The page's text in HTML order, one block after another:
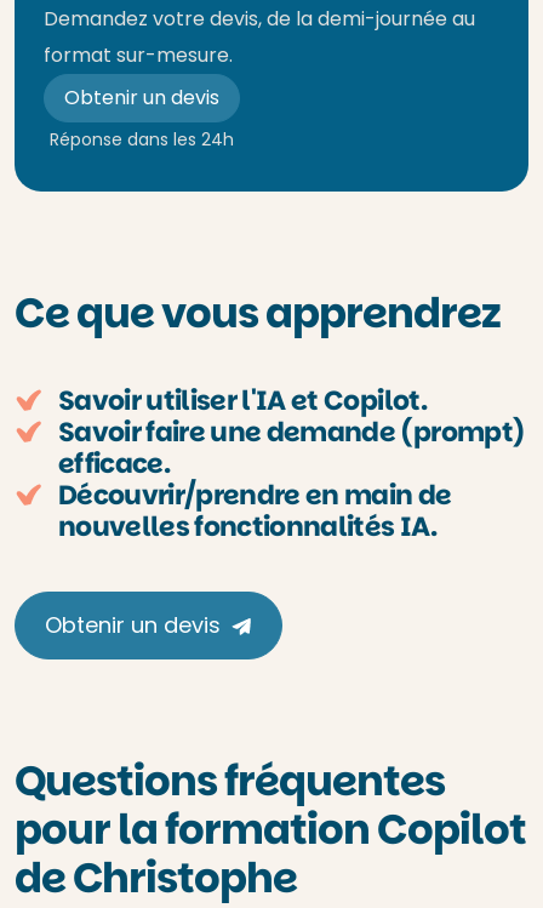
Demandez votre devis, de la demi-journée au
format sur-mesure.
Obtenir un devis
Réponse dans les 24h
Ce que vous apprendrez
Savoir utiliser l'IA et Copilot.
Savoir faire une demande (prompt)
efficace.
Découvrir/prendre en main de
nouvelles fonctionnalités IA.
Obtenir un devis
Questions fréquentes
pour la formation Copilot
de Christophe